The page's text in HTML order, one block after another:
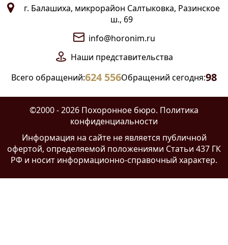
г. Балашиха, микрорайон Салтыковка, Разинское
ш., 69
info@horonim.ru
Наши представительства
Всего обращений:624 556Обращений сегодня:98
©2000 - 2026 Похоронное бюро. Политика
конфиденциальности
Информация на сайте не является публичной
офертой, определяемой положениями Статьи 437 ГК
РФ и носит информационно-справочный характер.